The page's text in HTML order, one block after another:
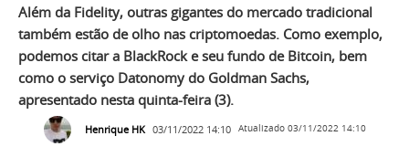
Além da Fidelity, outras gigantes do mercado tradicional
também estão de olho nas criptomoedas. Como exemplo,
podemos citar a BlackRock e seu fundo de Bitcoin, bem
como o serviço Datonomy do Goldman Sachs,
apresentado nesta quinta-feira (3).
Henrique HK 03/11/2022 14:10 Atualizado 03/11/2022 14:10